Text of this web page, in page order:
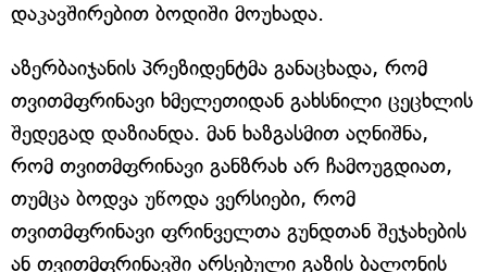
დაკავშირებით ბოდიში მოუხადა.
აზერბაიჯანის პრეზიდენტმა განაცხადა, რომ
თვითმფრინავი ხმელეთიდან გახსნილი ცეცხლის
შედეგად დაზიანდა. მან ხაზგასმით აღნიშნა,
რომ თვითმფრინავი განზრახ არ ჩამოუგდიათ,
თუმცა ბოდვა უწოდა ვერსიები, რომ
თვითმფრინავი ფრინველთა გუნდთან შეჯახების
ან თვითმფრინავში არსებული გაზის ბალონის